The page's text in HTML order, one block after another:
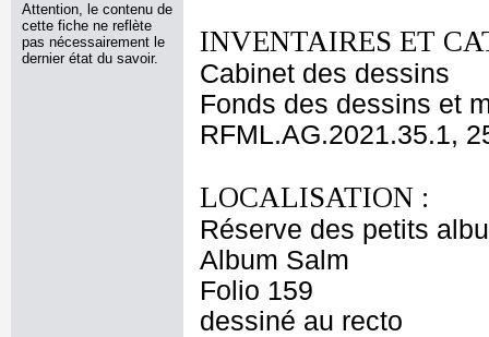
Attention, le contenu de
cette fiche ne reflète
pas nécessairement le
dernier état du savoir.
INVENTAIRES ET
Cabinet des dessins
Fonds des dessins et
RFML.AG.2021.35.1,
LOCALISATION :
Réserve des petits
Album Salm
Folio 159
dessiné au recto